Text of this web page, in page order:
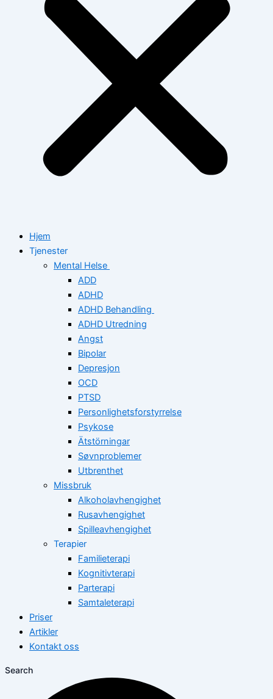
Hjem
Tjenester
Mental Helse
ADD
ADHD
ADHD Behandling
ADHD Utredning
Angst
Bipolar
Depresjon
OCD
PTSD
Personlighetsforstyrrelse
Psykose
Ätstörningar
Søvnproblemer
Utbrenthet
Missbruk
Alkoholavhengighet
Rusavhengighet
Spilleavhengighet
Terapier
Familieterapi
Kognitivterapi
Parterapi
Samtaleterapi
Priser
Artikler
Kontakt oss
Search